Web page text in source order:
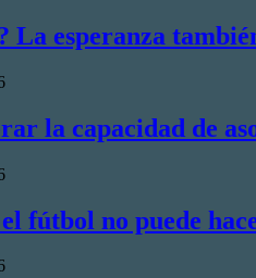
La esperanza
la capacidad de
fútbol no puede